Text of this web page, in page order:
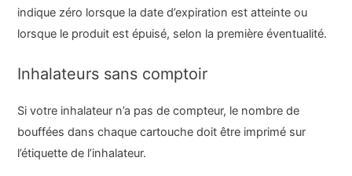
indique zéro lorsque la date d’expiration est atteinte ou
lorsque le produit est épuisé, selon la première éventualité.
Inhalateurs sans comptoir
Si votre inhalateur n’a pas de compteur, le nombre de
bouffées dans chaque cartouche doit être imprimé sur
l’étiquette de l’inhalateur.